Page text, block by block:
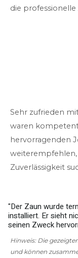
die
Sehr zufrieden
waren
hervorragenden
weiterempfehlen,
Zuverlässigkeit
"Der Zaun wurde
installiert. Er sieht
seinen Zweck
Hinweis: Die
und können